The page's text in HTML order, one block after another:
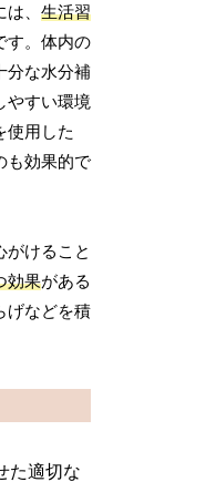
は、生活習
す。体内の
分な水分補
やすい環境
使用した
も効果的で
がけること
効果がある
げなどを積
た適切な